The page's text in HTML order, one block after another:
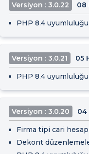
Versiyon : 3.0.22 08
PHP 8.4
Versiyon : 3.0.21 05
PHP 8.4
Versiyon : 3.0.20 04
Firma tipi cari
Dekont